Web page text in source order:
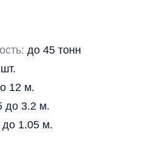
до 45 тонн
12 м.
до 3.2 м.
до 1.05 м.